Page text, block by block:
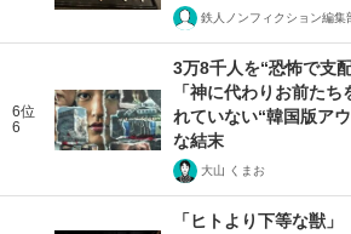
鉄人ノンフィクション編集
6位
6
3万8千人を“恐怖で支
「神に代わりお前た
れていない“韓国版ア
な結末
大山 くまお
「ヒトより下等な獣